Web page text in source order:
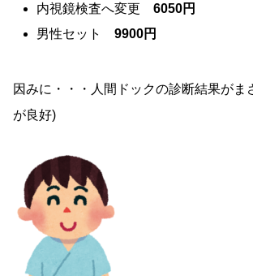
内視鏡検査へ変更6050円
男性セット9900円
因みに・・・人間ドックの診断結果がま
が良好)